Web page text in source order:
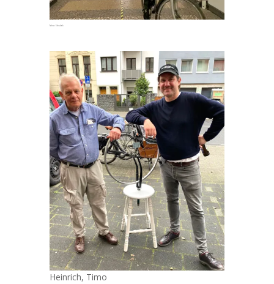
Mona Schulzek
Heinrich, Timo